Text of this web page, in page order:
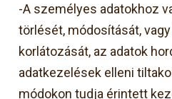
-A személyes adatokhoz
törlését, módosítását,
korlátozását, az adatok
adatkezelések elleni
módokon tudja érintett